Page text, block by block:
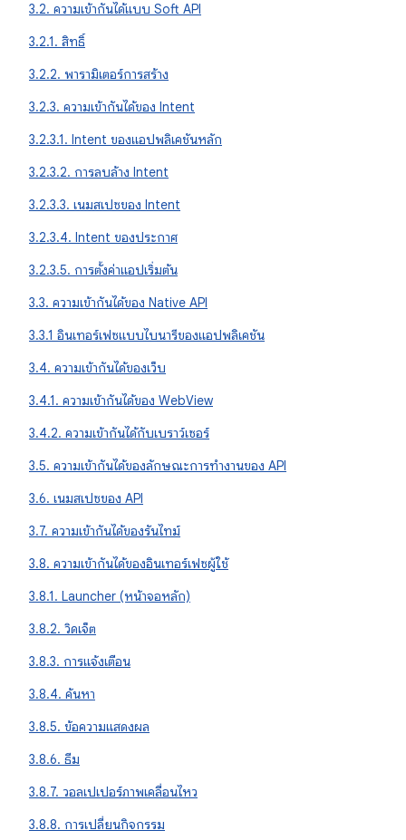
3.2. ความเข้ากันได้แบบ Soft API
3.2.1. สิทธิ์
3.2.2. พารามิเตอร์การสร้าง
3.2.3. ความเข้ากันได้ของ Intent
3.2.3.1. Intent ของแอปพลิเคชันหลัก
3.2.3.2. การลบล้าง Intent
3.2.3.3. เนมสเปซของ Intent
3.2.3.4. Intent ของประกาศ
3.2.3.5. การตั้งค่าแอปเริ่มต้น
3.3. ความเข้ากันได้ของ Native API
3.3.1 อินเทอร์เฟซแบบไบนารีของแอปพลิเคชัน
3.4. ความเข้ากันได้ของเว็บ
3.4.1. ความเข้ากันได้ของ WebView
3.4.2. ความเข้ากันได้กับเบราว์เซอร์
3.5. ความเข้ากันได้ของลักษณะการทํางานของ API
3.6. เนมสเปซของ API
3.7. ความเข้ากันได้ของรันไทม์
3.8. ความเข้ากันได้ของอินเทอร์เฟซผู้ใช้
3.8.1. Launcher (หน้าจอหลัก)
3.8.2. วิดเจ็ต
3.8.3. การแจ้งเตือน
3.8.4. ค้นหา
3.8.5. ข้อความแสดงผล
3.8.6. ธีม
3.8.7. วอลเปเปอร์ภาพเคลื่อนไหว
3.8.8. การเปลี่ยนกิจกรรม